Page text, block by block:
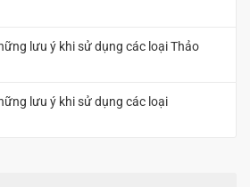
lưu ý khi sử dụng các loại Thảo
lưu ý khi sử dụng các loại